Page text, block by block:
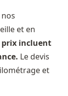
et en
prix incluent
Le devis
et